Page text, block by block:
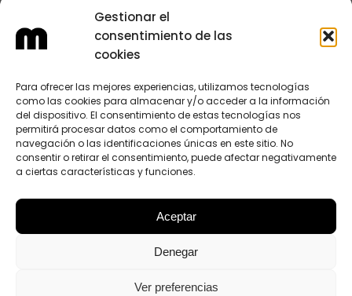
Gestionar el
consentimiento de las
cookies
Para ofrecer las mejores experiencias, utilizamos tecnologías
como las cookies para almacenar y/o acceder a la información
del dispositivo. El consentimiento de estas tecnologías nos
permitirá procesar datos como el comportamiento de
navegación o las identificaciones únicas en este sitio. No
consentir o retirar el consentimiento, puede afectar negativamente
a ciertas características y funciones.
Aceptar
Denegar
Ver preferencias
creando así un espacio abierto y tan de
tendencia en estos últimos años. O puede ser
jugando con la disposición de los muebles o
elementos de una habitación como la del
cuarto de baño, en la que se puede sacar
mucho partido con recursos estéticos como los
elementos transparentes.
cerramientos de cristal por ejemplo, para
conseguir amplitud son otras opciones. Todo
dependerá del espacio del que partamos pero